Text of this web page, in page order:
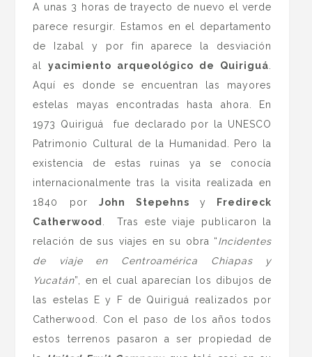
A unas 3 horas de trayecto de nuevo el verde
parece resurgir. Estamos en el departamento
de Izabal y por fin aparece la desviación
alyacimiento arqueológico de Quiriguá
Aquí es donde se encuentran las mayores
estelas mayas encontradas hasta ahora. En
1973 Quiriguá fue declarado por la UNESCO
Patrimonio Cultural de la Humanidad. Pero la
existencia de estas ruinas ya se conocía
internacionalmente tras la visita realizada en
1840 por John Stepehns y
Fredireck
Catherwood
. Tras este viaje publicaron la
relación de sus viajes en su obra “Incidentes
de viaje en Centroamérica Chiapas y
Yucatán”, en el cual aparecían los dibujos de
las estelas E y F de Quiriguá realizados por
Catherwood. Con el paso de los años todos
estos terrenos pasaron a ser propiedad de